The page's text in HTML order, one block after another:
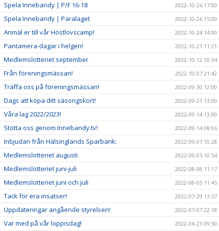
Spela Innebandy | P/F 16-18 2022-10-26 17:00
Spela Innebandy | Paralaget 2022-10-26 15:00
Anmäl er till vår Höstlovscamp! 2022-10-24 14:00
Pantamera-dagar i helgen! 2022-10-21 11:21
Medlemslotteriet september 2022-10-12 10:34
Från föreningsmässan! 2022-10-07 21:42
Träffa oss på föreningsmässan! 2022-09-30 12:00
Dags att köpa ditt säsongskort! 2022-09-21 13:00
Våra lag 2022/2023! 2022-09-14 13:00
Stötta oss genom Innebandy.tv! 2022-09-14 08:06
Inbjudan från Hälsinglands Sparbank: 2022-09-07 10:28
Medlemslotteriet augusti 2022-09-05 10:54
Medlemslotteriet juni-juli 2022-08-08 11:17
Medlemslotteriet juni och juli 2022-08-05 11:45
Tack för era insatser! 2022-07-29 13:37
Uppdateringar angående styrelsen! 2022-07-07 22:18
Var med på vår loppisdag! 2022-06-23 09:50